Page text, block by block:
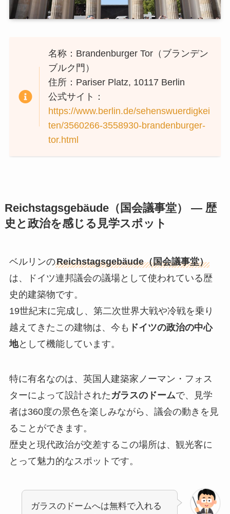
名称：Brandenburger Tor（ブランデン
ブルク門）
住所：Pariser Platz, 10117 Berlin
公式サイト：
https://www.berlin.de/sehenswuerdigkei
ten/3560266-3558930-brandenburger-
tor.html
Reichstagsgebäude（国会議事堂） — 歴
史と政治を感じる見学スポット
ベルリンのReichstagsgebäude（国会議事堂）
は、ドイツ連邦議会の議場として使われている歴
史的建築物です。
19世紀末に完成し、第二次世界大戦や冷戦を乗り
越えてきたこの建物は、今も ドイツの政治の中心
地として機能しています。
特に有名なのは、英国人建築家ノーマン・フォス
ターによって設計された ガラスのドームで、見学
者は360度の景色を楽しみながら、議会の動きを見
ることができます。
歴史と現代政治が交差するこの場所は、観光客に
とって魅力的なスポットです。
ガラスのドームへは無料で入れる